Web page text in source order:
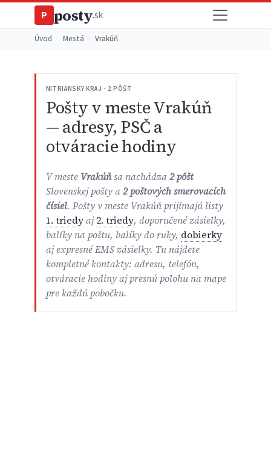
P posty.sk
Úvod Mestá Vrakúň
NITRIANSKY KRAJ · 2 PÔŠT
Pošty v meste Vrakúň
— adresy, PSČ a
otváracie hodiny
V meste Vrakúňsa nachádza2 pôšt
Slovenskej pošty a2 poštových smerovacích
čísiel. Pošty v meste Vrakúň prijímajú listy
1. triedyaj2. triedy, doporučené zásielky,
balíky na poštu, balíky do ruky, dobierky
aj expresné EMS zásielky. Tu nájdete
kompletné kontakty: adresu, telefón,
otváracie hodiny aj presnú polohu na mape
pre každú pobočku.